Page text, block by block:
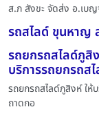
ส.ภ สังขะ จัดส่ง อ.เบ
รถสไลด์ ขุนหาญ
รถยกรถสไลด์ภูสิ
บริการรถยกรถส
รถยกรถสไลด์ภูสิงห์ ให้
ถาดกอ